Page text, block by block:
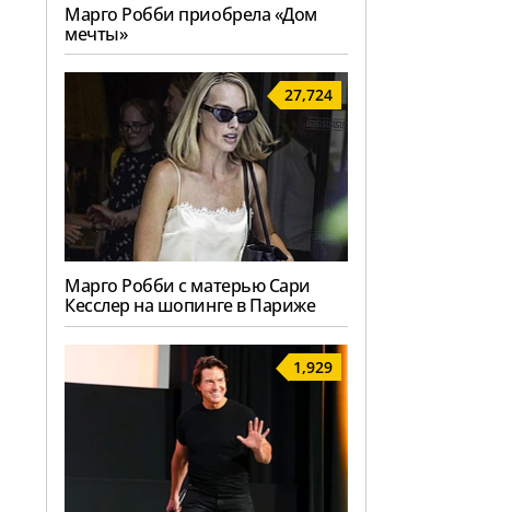
Марго Робби приобрела «Дом
мечты»
27,724
Марго Робби с матерью Сари
Кесслер на шопинге в Париже
1,929